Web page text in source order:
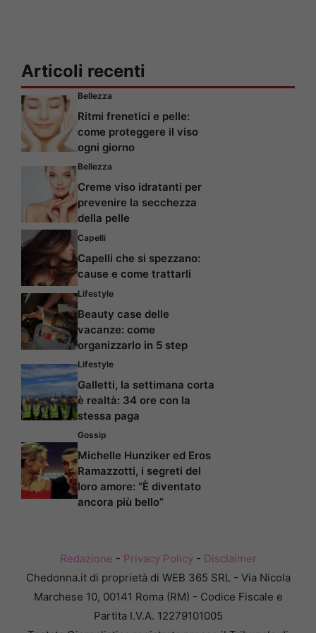
Articoli recenti
Bellezza
Ritmi frenetici e pelle:
come proteggere il viso
ogni giorno
Bellezza
Creme viso idratanti per
prevenire la secchezza
della pelle
Capelli
Capelli che si spezzano:
cause e come trattarli
Lifestyle
Beauty case delle
vacanze: come
organizzarlo in 5 step
Lifestyle
Galletti, la settimana corta
è realtà: 34 ore con la
stessa paga
Gossip
Michelle Hunziker ed Eros
Ramazzotti, i segreti del
loro amore: “È diventato
ancora più bello”
Redazione - Privacy Policy- Disclaimer
Chedonna.it di proprietà di WEB 365 SRL - Via Nicola
Marchese 10, 00141 Roma (RM) - Codice Fiscale e
Partita I.V.A. 12279101005